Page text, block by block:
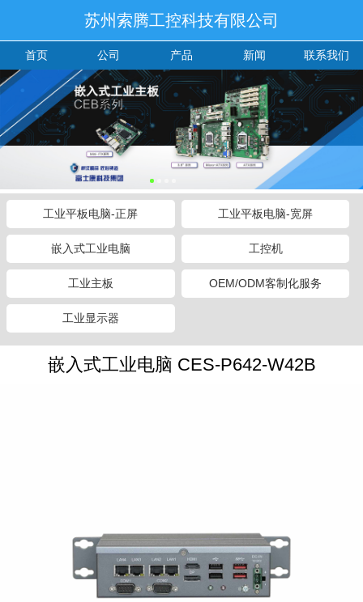
苏州索腾工控科技有限公司
首页 公司 产品 新闻 联系我们
工业平板电脑-正屏 工业平板电脑-宽屏
嵌入式工业电脑 工控机
工业主板 OEM/ODM客制化服务
工业显示器
嵌入式工业电脑 CES-P642-W42B